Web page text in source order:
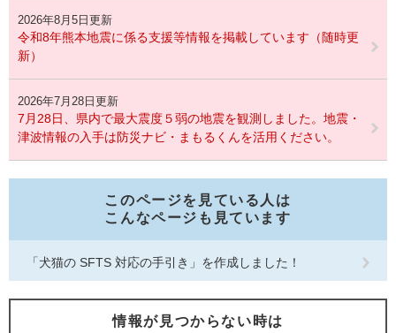
2026年8月5日更新
令和8年熊本地震に係る支援等情報を掲載しています（随時更
新）
2026年7月28日更新
7月28日、県内で最大震度５弱の地震を観測しました。地震・
津波情報の入手は防災ナビ・まもるくんを活用ください。
このページを見ている人は
こんなページも見ています
「犬猫の SFTS 対応の手引き」を作成しました！
情報が見つからない時は